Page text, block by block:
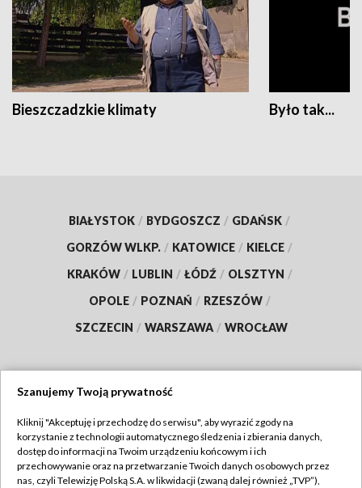
Bieszczadzkie klimaty Było tak...
BIAŁYSTOK / BYDGOSZCZ / GDAŃSK /
GORZÓW WLKP. / KATOWICE / KIELCE /
KRAKÓW / LUBLIN / ŁÓDŹ / OLSZTYN /
OPOLE / POZNAŃ / RZESZÓW /
SZCZECIN / WARSZAWA / WROCŁAW
TVP
Abonament TVP
Regulamin TVP
Szanujemy Twoją prywatność
Kliknij "Akceptuję i przechodzę do serwisu", aby wyrazić zgody na
korzystanie z technologii automatycznego śledzenia i zbierania danych,
dostęp do informacji na Twoim urządzeniu końcowym i ich
przechowywanie oraz na przetwarzanie Twoich danych osobowych przez
nas, czyli Telewizję Polską S.A. w likwidacji (zwaną dalej również „TVP”),